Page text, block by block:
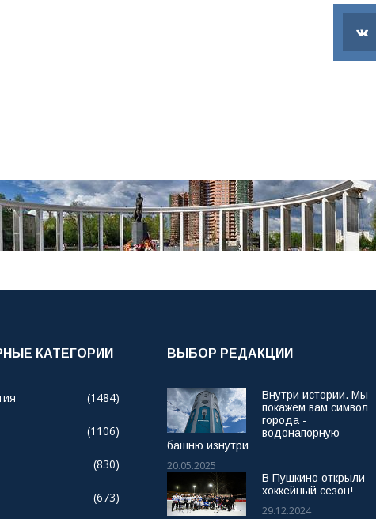
КАТЕГОРИИ
(1484)
(1106)
(830)
(673)
ВЫБОР РЕДАКЦИИ
Внутри истории. Мы
покажем вам символ
города -
водонапорную
башню изнутри
20.05.2025
В Пушкино открыли
хоккейный сезон!
29.12.2024